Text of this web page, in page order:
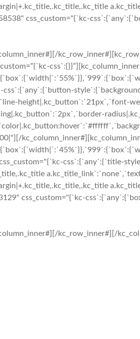
css_custom="{`kc-
css`:{`any`:{`button-
height|.kc_button`:`21px`,`font-
css`:{`any`:{`title-
css_custom="{`kc-
kc_row_inner#][/